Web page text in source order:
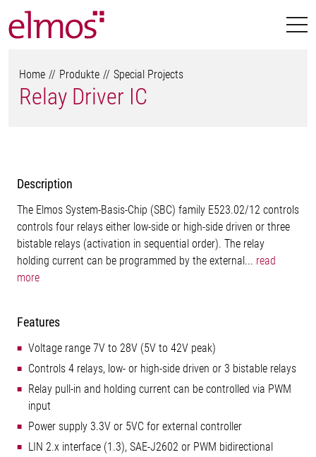
Home Produkte Special Projects
Relay Driver IC
Description
The Elmos System-Basis-Chip (SBC) family E523.02/12 controls
controls four relays either low-side or high-side driven or three
bistable relays (activation in sequential order). The relay
holding current can be programmed by the external... read
more
Features
Voltage range 7V to 28V (5V to 42V peak)
Controls 4 relays, low- or high-side driven or 3 bistable relays
Relay pull-in and holding current can be controlled via PWM
input
Power supply 3.3V or 5VC for external controller
LIN 2.x interface (1.3), SAE-J2602 or PWM bidirectional